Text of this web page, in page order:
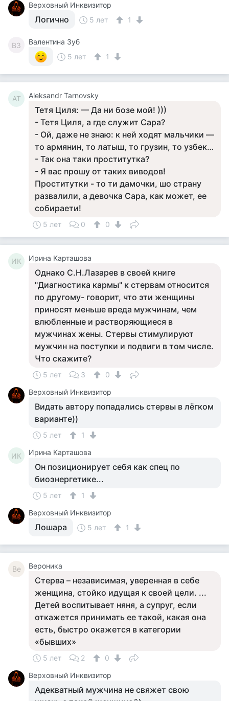
Верховный Инквизитор
Логично 5 лет 1
ВЗ
Валентина Зуб
5 лет
1
AT Aleksandr Tarnovsky
Тетя Циля: — Да ни бозе мой! )))
- Тетя Циля, а где служит Сара?
- Ой, даже не знаю: к ней ходят мальчики —
то армянин, то латыш, то грузин, то узбек…
- Так она таки пpocтитутка?
- Я вас прошу от таких виводов!
Проститутки - то ти дамочки, шо страну
развалили, а девочка Сара, как может, ее
собираети!
5 лет 0 0
ИК Ирина Карташова
Однако С.Н.Лазарев в своей книге
"Диагностика кармы" к стервам относится
по другому- говорит, что эти женщины
приносят меньше вреда мужчинам, чем
влюбленные и растворяющиеся в
мужчинах жены. Стервы стимулируют
мужчин на поступки и подвиги в том числе.
Что скажите?
5 лет 3
0
Верховный Инквизитор
Видать автору попадались стервы в лёгком
варианте))
5 лет 1
ИК Ирина Карташова
Он позиционирует себя как спец по
биоэнергетике...
5 лет
1
Верховный Инквизитор
Лошара 5 лет 1
Ве Вероника
Стерва – независимая, уверенная в себе
женщина, стойко идущая к своей цели. ...
Детей воспитывает няня, а супруг, если
откажется принимать ее такой, какая она
есть, быстро окажется в категории
«бывших»
5 лет 2
0
Верховный Инквизитор
Адекватный мужчина не свяжет свою